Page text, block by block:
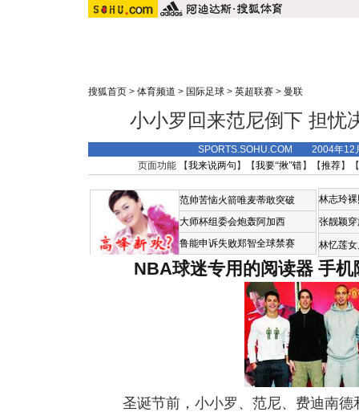
搜狐首页 > 体育频道 > 国际足球 > 英超联赛 > 曼联
小小罗回来范尼倒下 担忧
SPORTS.SOHU.COM 2004年12
页面功能 【我来说两句 】【我要“揪”错】【推荐】
范帅苦恼火箭唯麦蒂敢突破
大师杯组委会炮轰阿加西
鲁能申诉失败郑智全球禁赛
林志玲
张靓颖
林忆莲
NBA球迷专用的阅读器 手机
圣诞节前，小小罗、范尼、费迪南